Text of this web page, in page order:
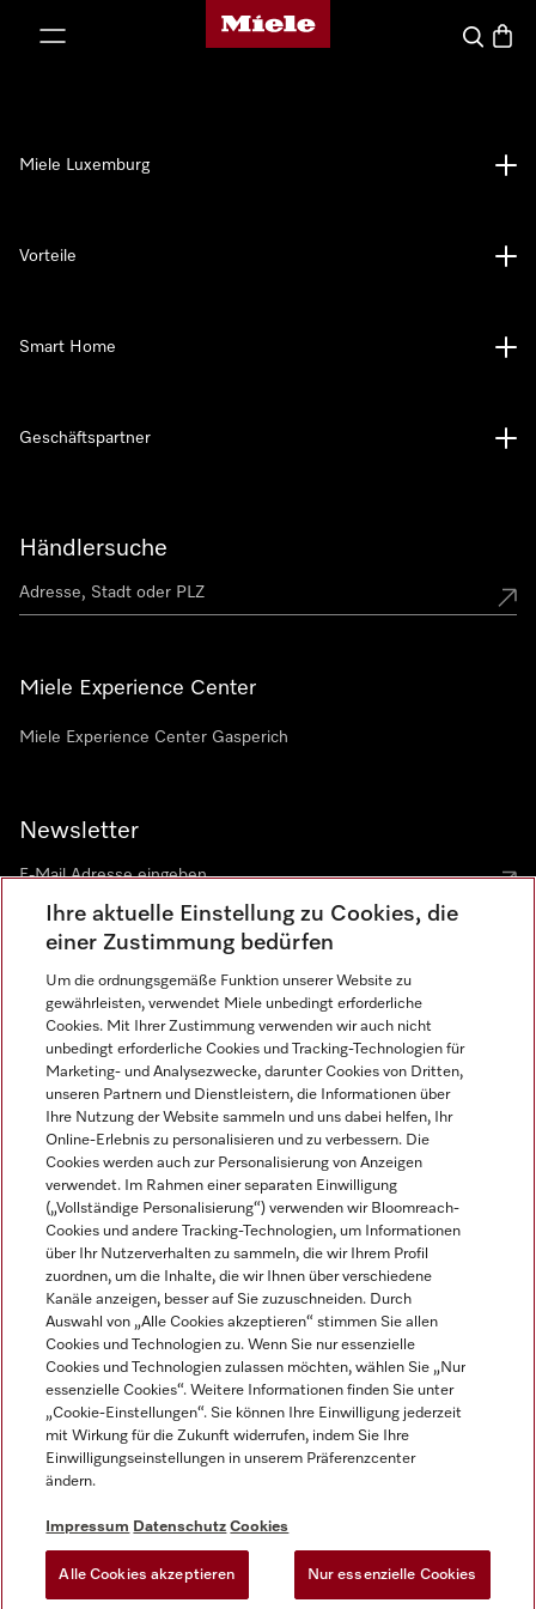
Miele-Homepage
Suche
Händlersuche
Miele Experience Center
Miele Experience Center Gasperich
Newsletter
Sprache
DEUTSCH
Miele Luxemburg
Vorteile
Smart Home
Geschäftspartner
Impressum
AGB
Datenschutz
Nutzungsbedingungen
Gesetzen über digitale Dienste
Cookie-Einstellungen
Miele auf Instagram
Miele auf Youtube
Ihre aktuelle Einstellung zu Cookies, die
einer Zustimmung bedürfen
Um die ordnungsgemäße Funktion unserer Website zu
gewährleisten, verwendet Miele unbedingt erforderliche
Cookies. Mit Ihrer Zustimmung verwenden wir auch nicht
unbedingt erforderliche Cookies und Tracking-Technologien für
Marketing- und Analysezwecke, darunter Cookies von Dritten,
unseren Partnern und Dienstleistern, die Informationen über
Ihre Nutzung der Website sammeln und uns dabei helfen, Ihr
Online-Erlebnis zu personalisieren und zu verbessern. Die
Cookies werden auch zur Personalisierung von Anzeigen
verwendet. Im Rahmen einer separaten Einwilligung
(„Vollständige Personalisierung“) verwenden wir Bloomreach-
Cookies und andere Tracking-Technologien, um Informationen
über Ihr Nutzerverhalten zu sammeln, die wir Ihrem Profil
zuordnen, um die Inhalte, die wir Ihnen über verschiedene
Kanäle anzeigen, besser auf Sie zuzuschneiden. Durch
Auswahl von „Alle Cookies akzeptieren“ stimmen Sie allen
Cookies und Technologien zu. Wenn Sie nur essenzielle
Cookies und Technologien zulassen möchten, wählen Sie „Nur
essenzielle Cookies“. Weitere Informationen finden Sie unter
„Cookie-Einstellungen“. Sie können Ihre Einwilligung jederzeit
mit Wirkung für die Zukunft widerrufen, indem Sie Ihre
Einwilligungseinstellungen in unserem Präferenzcenter
ändern.
Impressum Datenschutz Cookies
Alle Cookies akzeptieren Nur essenzielle Cookies